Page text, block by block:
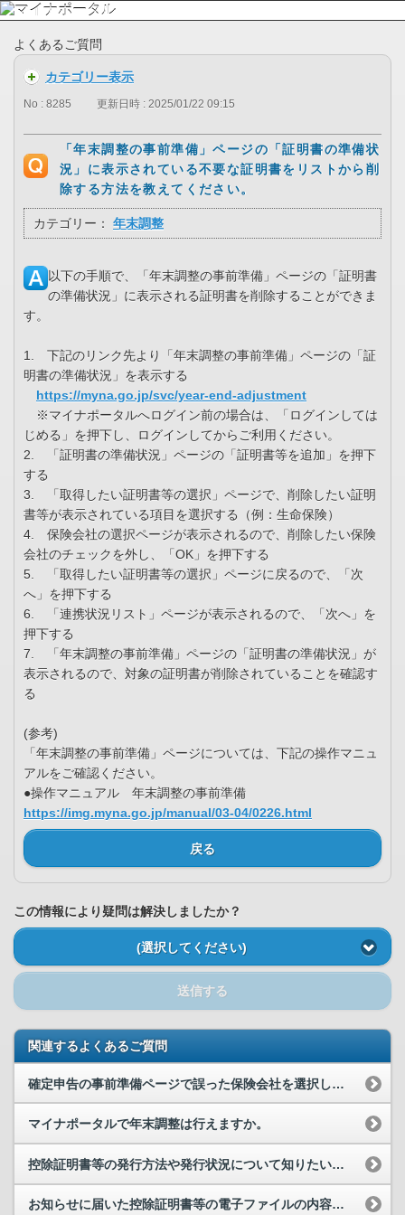
よくあるご質問
カテゴリー表示
No : 8285 更新日時 : 2025/01/22 09:15
「年末調整の事前準備」ページの「証明書の準備状
況」に表示されている不要な証明書をリストから削
除する方法を教えてください。
カテゴリー： 年末調整
以下の手順で、「年末調整の事前準備」ページの「証明書
の準備状況」に表示される証明書を削除することができま
す。
1. 下記のリンク先より「年末調整の事前準備」ページの「証
明書の準備状況」を表示する
https://myna.go.jp/svc/year-end-adjustment
※マイナポータルへログイン前の場合は、「ログインしては
じめる」を押下し、ログインしてからご利用ください。
2. 「証明書の準備状況」ページの「証明書等を追加」を押下
する
3. 「取得したい証明書等の選択」ページで、削除したい証明
書等が表示されている項目を選択する（例：生命保険）
4. 保険会社の選択ページが表示されるので、削除したい保険
会社のチェックを外し、「OK」を押下する
5. 「取得したい証明書等の選択」ページに戻るので、「次
へ」を押下する
6. 「連携状況リスト」ページが表示されるので、「次へ」を
押下する
7. 「年末調整の事前準備」ページの「証明書の準備状況」が
表示されるので、対象の証明書が削除されていることを確認す
る
(参考)
「年末調整の事前準備」ページについては、下記の操作マニュ
アルをご確認ください。
●操作マニュアル 年末調整の事前準備
https://img.myna.go.jp/manual/03-04/0226.html
戻る
この情報により疑問は解決しましたか？
(選択してください)
送信する
関連するよくあるご質問
確定申告の事前準備ページで誤った保険会社を選択してしまったため、「確定申告の事前準備」に不要な...
マイナポータルで年末調整は行えますか。
控除証明書等の発行方法や発行状況について知りたいです。
お知らせに届いた控除証明書等の電子ファイルの内容を確認することができません。なぜですか。